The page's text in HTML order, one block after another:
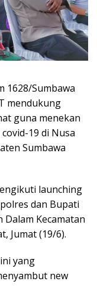
1628/Sumbawa
mendukung
guna menekan
19 di Nusa
Sumbawa
launching
dan Bupati
Dalam Kecamatan
Jumat (19/6).
yang
new